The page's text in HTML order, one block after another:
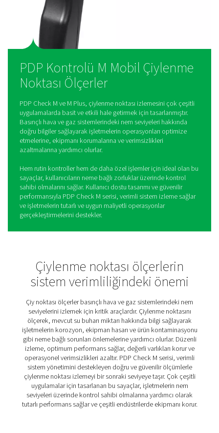
PDP Kontrolü M Mobil
Noktası Ölçerler
PDP Check M ve M Plus, çiylenme noktası izlemesini
uygulamalarda basit ve etkili hale getirmek için
Basınçlı hava ve gaz sistemlerindeki nem seviyeleri
doğru bilgiler sağlayarak işletmelerin operasyonları
etmelerine, ekipmanı korumalarına ve verimsizlikleri
azaltmalarına yardımcı olurlar.